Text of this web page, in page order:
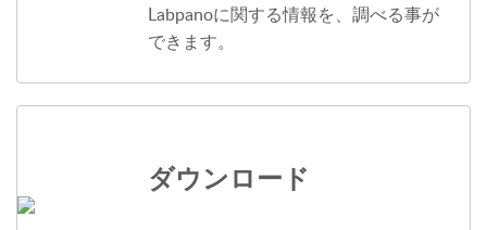
Labpanoに関する情報を、調べる事が
できます。
ダウンロード